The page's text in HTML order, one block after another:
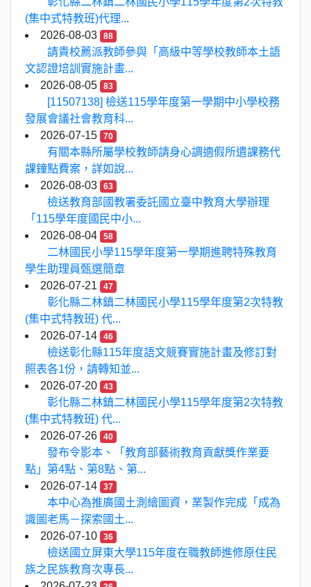
(集中式特教班)代理...
2026-08-03
88
請貴校薦派教師參與「高級中等學校教師本土語
文認證培訓實施計畫...
2026-08-05
83
[11507138] 檢送115學年度第一學期中小學校務
發展會議社會教育科...
2026-07-15
70
有關本縣所屬學校教師請身心調適假所遺課務代
課鐘點費案，詳如說...
2026-08-03
63
檢送教育部國教署委託國立臺中教育大學辦理
「115學年度國民中小...
2026-08-04
58
二林國民小學115學年度第一學期進聘特殊教育
學生助理員甄選簡章
2026-07-21
47
彰化縣二林鎮二林國民小學115學年度第2次特教
(集中式特教班) 代...
2026-07-14
46
檢送彰化縣115年度語文競賽實施計畫及修訂對
照表各1份，請轉知並...
2026-07-20
43
彰化縣二林鎮二林國民小學115學年度第2次特教
(集中式特教班) 代...
2026-07-26
40
發布令影本、「教育部藝術教育貢獻獎作業要
點」第4點、第8點、第...
2026-07-14
37
本中心為推廣國土測繪圖資，業製作完成「成為
識圖老馬－探索國土...
2026-07-10
36
檢送國立屏東大學115年度在職教師進修原住民
族之民族教育次專長...